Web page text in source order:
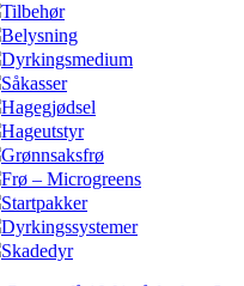
Tilbehør
Belysning
Dyrkingsmedium
Såkasser
Hagegjødsel
Hageutstyr
Grønnsaksfrø
Frø – Microgreens
Startpakker
Dyrkingssystemer
Skadedyr